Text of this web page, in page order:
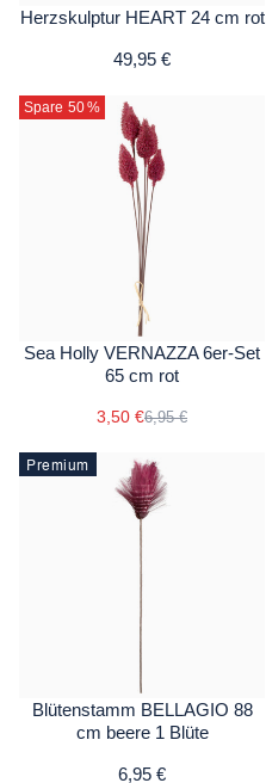
Herzskulptur HEART 24 cm rot
49,95 €
Spare 50%
Sea Holly VERNAZZA 6er-Set
65 cm rot
3,50 €6,95 €
Premium
Blütenstamm BELLAGIO 88
cm beere 1 Blüte
6,95 €